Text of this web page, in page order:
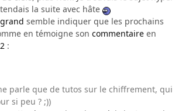
la suite avec hâte
semble indiquer que les prochains
en témoigne son commentaire en
:
parle que de tutos sur le chiffrement, qui
si peu ? ;))